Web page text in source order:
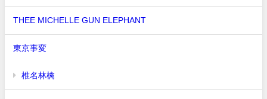
THEE MICHELLE GUN ELEPHANT
東京事変
椎名林檎